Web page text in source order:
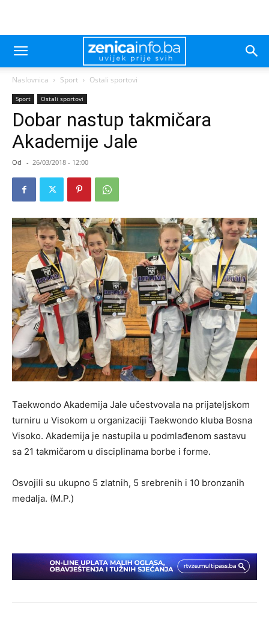
Naslovnica Sport Ostali sportovi
Sport Ostali sportovi
Dobar nastup takmičara
Akademije Jale
Od - 26/03/2018 - 12:00
Taekwondo Akademija Jale učestvovala na prijateljskom
turniru u Visokom u organizaciji Taekwondo kluba Bosna
Visoko. Akademija je nastupila u podmlađenom sastavu
sa 21 takmičarom u disciplinama borbe i forme.
Osvojili su ukupno 5 zlatnih, 5 srebrenih i 10 bronzanih
medalja. (M.P.)